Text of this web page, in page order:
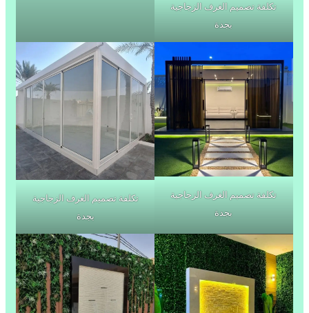
تكلفة تصميم الغرف الزجاجية
بجدة
تكلفة تصميم الغرف الزجاجية
بجدة
تكلفة تصميم الغرف الزجاجية
بجدة